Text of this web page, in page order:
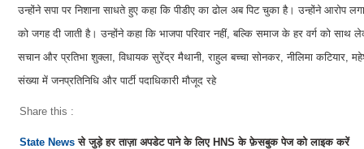
उन्होंने सपा पर निशाना साधते हुए कहा कि पीडीए का ढोल अब पिट चुका है। उन्होंने आरोप
को जगह दी जाती है। उन्होंने कहा कि भाजपा परिवार नहीं, बल्कि समाज के हर वर्ग को
सचान और प्रतिभा शुक्ला, विधायक सुरेंद्र मैथानी, राहुल बच्चा सोनकर, नीलिमा कटियार,
संख्या में जनप्रतिनिधि और पार्टी पदाधिकारी मौजूद रहे
Share this :
State News से जुड़े हर ताज़ा अपडेट पाने के लिए HNS के फ़ेसबुक पेज को लाइक करें